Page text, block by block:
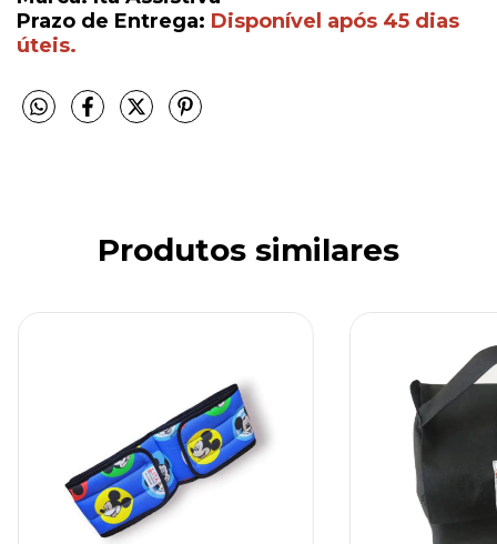
Prazo de Entrega: Disponível após 45 dias
úteis.
Produtos similares